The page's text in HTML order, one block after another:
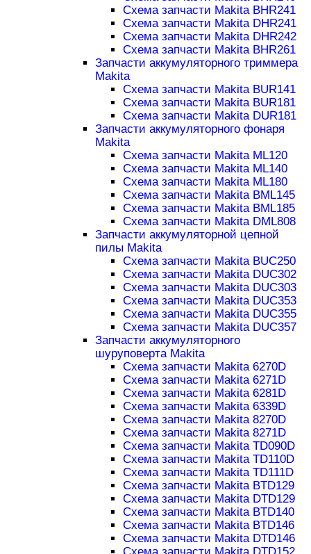
Схема запчасти Makita BHR241
Схема запчасти Makita DHR241
Схема запчасти Makita DHR242
Схема запчасти Makita BHR261
Запчасти аккумуляторного триммера
Makita
Схема запчасти Makita BUR141
Схема запчасти Makita BUR181
Схема запчасти Makita DUR181
Запчасти аккумуляторного фонаря
Makita
Схема запчасти Makita ML120
Схема запчасти Makita ML140
Схема запчасти Makita ML180
Схема запчасти Makita BML145
Схема запчасти Makita BML185
Схема запчасти Makita DML808
Запчасти аккумуляторной цепной
пилы Makita
Схема запчасти Makita BUC250
Схема запчасти Makita DUC302
Схема запчасти Makita DUC303
Схема запчасти Makita DUC353
Схема запчасти Makita DUC355
Схема запчасти Makita DUC357
Запчасти аккумуляторного
шуруповерта Makita
Схема запчасти Makita 6270D
Схема запчасти Makita 6271D
Схема запчасти Makita 6281D
Схема запчасти Makita 6339D
Схема запчасти Makita 8270D
Схема запчасти Makita 8271D
Схема запчасти Makita TD090D
Схема запчасти Makita TD110D
Схема запчасти Makita TD111D
Схема запчасти Makita BTD129
Схема запчасти Makita DTD129
Схема запчасти Makita BTD140
Схема запчасти Makita BTD146
Схема запчасти Makita DTD146